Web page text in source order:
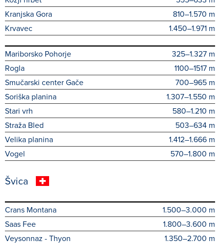
Kranjska Gora
810–1.570 m
Krvavec
1.450–1.971 m
Mariborsko Pohorje
325–1.327 m
Rogla
1100–1517 m
Smučarski center Gače
700–965 m
Soriška planina
1.307–1.550 m
Stari vrh
580–1.210 m
Straža Bled
503–634 m
Velika planina
1.412–1.666 m
Vogel
570–1.800 m
Švica
Crans Montana
1.500–3.000 m
Saas Fee
1.800–3.600 m
Veysonnaz - Thyon
1.350–2.700 m